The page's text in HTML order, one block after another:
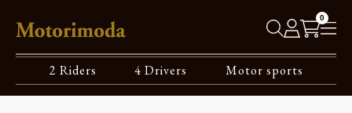
0
2 Riders 4 Drivers Motor sports